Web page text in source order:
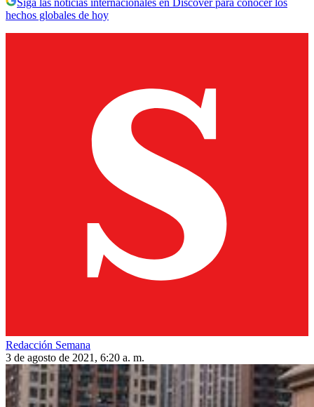
hechos globales de hoy
Redacción Semana
3 de agosto de 2021, 6:20 a. m.